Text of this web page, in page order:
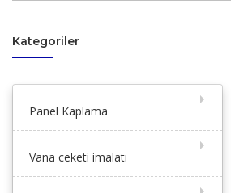
Kategoriler
Panel Kaplama
Vana ceketi imalatı